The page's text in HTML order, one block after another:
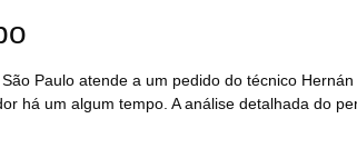
Paulo atende a um pedido do técnico
há um algum tempo. A análise detalhada do